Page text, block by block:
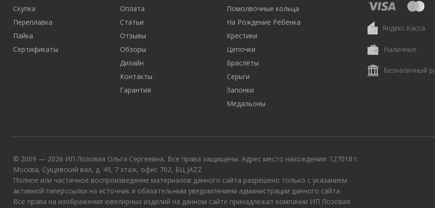
Скупка
Переплавка
Пайка
Сертификаты
Оплата
Статьи
Отзывы
Обзоры
Дизайн
Контакты
Гарантия
Помолвочные кольца
На Рождение Ребенка
Крестики
Цепочки
Браслеты
Серьги
Запонки
Медальоны
Яндекс.Касса
Наличные
Безналичный
© 2009 — 2026 ИП Лозовая Ольга Сергеевна, Все права защищены. Адрес место нахождения: 127018 г.
Москва, Сущевский вал, д. 49, 7 этаж, офис 702, БЦ JAZZ
Полное или частичное воспроизведение материалов данного сайта разрешено только с указанием
активной гиперссылки на источник и обязательным уведомлением администрации данного сайта
Все права на изображения ювелирных изделий на данном сайте принадлежат компании ИП Лозовая